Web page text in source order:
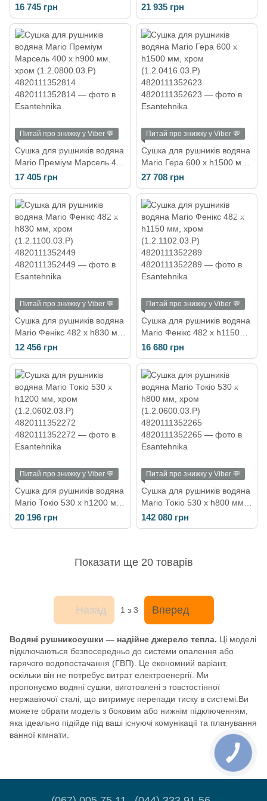
h900 мм, хром
(1.2.1501.03.P)
4820111353095
16 745 грн
х h900 мм, хром
(1.2.0803.03.P)
4820111352838
21 935 грн
Питай про знижку у Viber 💬
Сушка для рушників водяна
Mario Преміум Марсель 400
х h900 мм, хром
(1.2.0800.03.P)
4820111352814
17 405 грн
Питай про знижку у Viber 💬
Сушка для рушників водяна
Mario Гера 600 х h1500 мм,
хром (1.2.0416.03.P)
4820111352623
27 708 грн
Питай про знижку у Viber 💬
Сушка для рушників водяна
Mario Фенікс 482 х h830 мм,
хром (1.2.1100.03.P)
4820111352449
12 456 грн
Питай про знижку у Viber 💬
Сушка для рушників водяна
Mario Фенікс 482 х h1150
мм, хром (1.2.1102.03.P)
4820111352289
16 680 грн
Питай про знижку у Viber 💬
Сушка для рушників водяна
Mario Токіо 530 х h1200 мм,
хром (1.2.0602.03.P)
4820111352272
20 196 грн
Питай про знижку у Viber 💬
Сушка для рушників водяна
Mario Токіо 530 х h800 мм,
хром (1.2.0600.03.P)
4820111352265
142 080 грн
Показати ще 20 товарів
Назад 1 з 3 Вперед
Водяні рушникосушки — надійне джерело тепла. Ці моделі
підключаються безпосередньо до системи опалення або
гарячого водопостачання (ГВП). Це економний варіант,
оскільки він не потребує витрат електроенергії. Ми
пропонуємо водяні сушки, виготовлені з товстостінної
нержавіючої сталі, що витримує перепади тиску в системі.Ви
можете обрати модель з боковим або нижнім підключенням,
яка ідеально підійде під ваші існуючі комунікації та планування
ванної кімнати.